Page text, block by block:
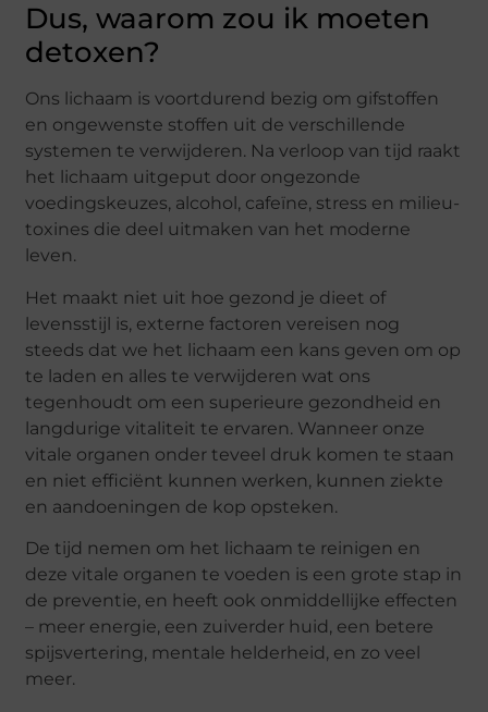
Dus, waarom zou ik moeten
detoxen?
Ons lichaam is voortdurend bezig om gifstoffen
en ongewenste stoffen uit de verschillende
systemen te verwijderen. Na verloop van tijd raakt
het lichaam uitgeput door ongezonde
voedingskeuzes, alcohol, cafeïne, stress en milieu-
toxines die deel uitmaken van het moderne
leven.
Het maakt niet uit hoe gezond je dieet of
levensstijl is, externe factoren vereisen nog
steeds dat we het lichaam een kans geven om op
te laden en alles te verwijderen wat ons
tegenhoudt om een superieure gezondheid en
langdurige vitaliteit te ervaren. Wanneer onze
vitale organen onder teveel druk komen te staan
en niet efficiënt kunnen werken, kunnen ziekte
en aandoeningen de kop opsteken.
De tijd nemen om het lichaam te reinigen en
deze vitale organen te voeden is een grote stap in
de preventie, en heeft ook onmiddellijke effecten
– meer energie, een zuiverder huid, een betere
spijsvertering, mentale helderheid, en zo veel
meer.